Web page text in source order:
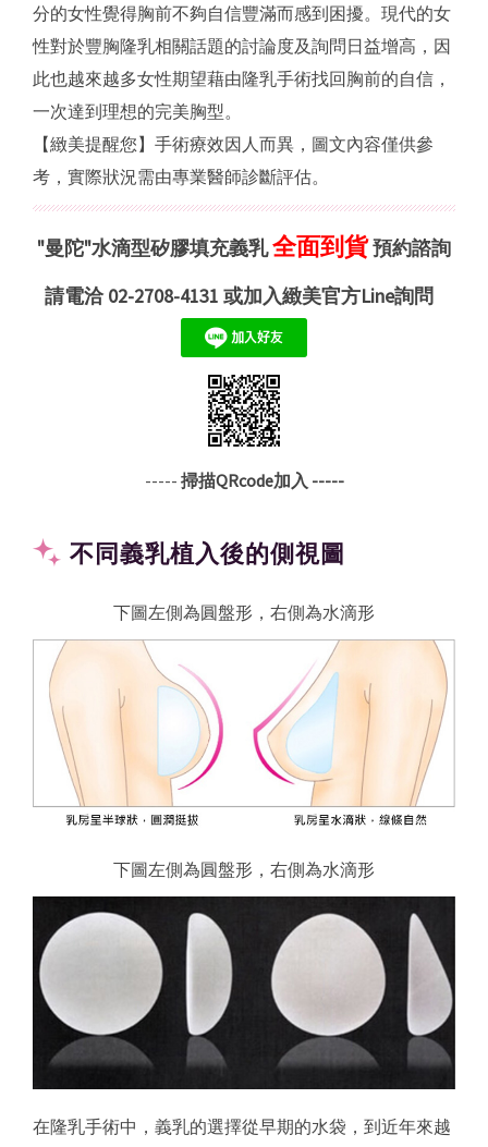
分的女性覺得胸前不夠自信豐滿而感到困擾。現代的女
性對於豐胸隆乳相關話題的討論度及詢問日益增高，因
此也越來越多女性期望藉由隆乳手術找回胸前的自信，
一次達到理想的完美胸型。
【緻美提醒您】手術療效因人而異，圖文內容僅供參
考，實際狀況需由專業醫師診斷評估。
"曼陀"水滴型矽膠填充義乳全面到貨預約諮詢
請電洽 02-2708-4131 或加入緻美官方Line詢問
----- 掃描QRcode加入 -----
不同義乳植入後的側視圖
下圖左側為圓盤形，右側為水滴形
下圖左側為圓盤形，右側為水滴形
在隆乳手術中，義乳的選擇從早期的水袋，到近年來越